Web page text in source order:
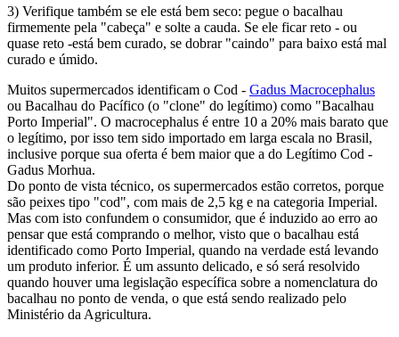
3) Verifique também se ele está bem seco: pegue o bacalhau
firmemente pela "cabeça" e solte a cauda. Se ele ficar reto - ou
quase reto -está bem curado, se dobrar "caindo" para baixo está mal
curado e úmido.
Muitos supermercados identificam o Cod - Gadus Macrocephalus
ou Bacalhau do Pacífico (o "clone" do legítimo) como "Bacalhau
Porto Imperial". O macrocephalus é entre 10 a 20% mais barato que
o legítimo, por isso tem sido importado em larga escala no Brasil,
inclusive porque sua oferta é bem maior que a do Legítimo Cod -
Gadus Morhua.
Do ponto de vista técnico, os supermercados estão corretos, porque
são peixes tipo "cod", com mais de 2,5 kg e na categoria Imperial.
Mas com isto confundem o consumidor, que é induzido ao erro ao
pensar que está comprando o melhor, visto que o bacalhau está
identificado como Porto Imperial, quando na verdade está levando
um produto inferior. É um assunto delicado, e só será resolvido
quando houver uma legislação específica sobre a nomenclatura do
bacalhau no ponto de venda, o que está sendo realizado pelo
Ministério da Agricultura.